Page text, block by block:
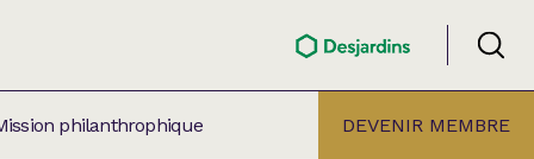
philanthrophique DEVENIR MEMBRE